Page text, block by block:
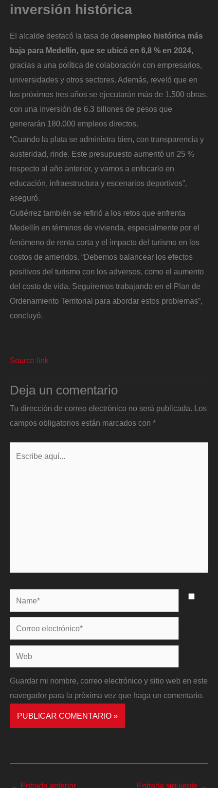
inversión histórica
El alcalde destacó la tasa de desempleo histórica más
baja para Medellín, que se ubicó en 6,8 % en 2024,
gracias a una política de colaboración con empresarios,
universidades y otros sectores. Además, reveló que en
los próximos tres años se ejecutarán más de 1.500 obras,
con una inversión de 6.3 billones de pesos que
generarán 180.000 empleos directos.
“Cuando la plata se administra bien, con transparencia y
austeridad, rinde. Este presupuesto aumentó un 25 %
respecto al año anterior, y vamos a enfocarlo en
educación, infraestructura y escenarios deportivos”,
aseguró.
Gutiérrez también se refirió a los retos que enfrenta
Medellín en términos de vivienda, especialmente por el
fenómeno de renta corta y el impacto del turismo en los
costos de arriendos. “Debemos balancear los efectos
positivos del turismo con los adversos, como el aumento
del costo de vida. Seguiremos trabajando en el Plan de
Ordenamiento Territorial para abordar estos problemas”,
concluyó.
Source link
Deja un comentario
Tu dirección de correo electrónico no será publicada.
Los
campos obligatorios están marcados con *
Name*
Correo
electrónico*
Web
Guardar mi nombre, correo electrónico y sitio web en este
navegador para la próxima vez que haga un comentario.
← Entrada anterior Entrada siguiente →